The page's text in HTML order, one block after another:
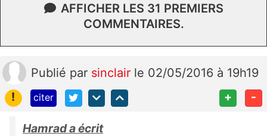
AFFICHER LES 31 PREMIERS
COMMENTAIRES.
Publié par sinclair le 02/05/2016 à 19h19
!
citer + -
Hamrad a écrit